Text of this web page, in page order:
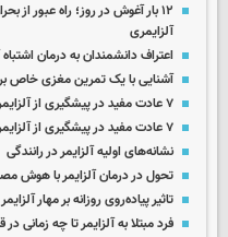
۱۲ بار آغوش در روز؛ راه عبور از
آلزایمری
اعتراف دانشمندان به درمان اشتباه
آشنایی با یک تمرین مغزی خاص
۷ عادت مفید در پیشگیری از آلزایمر
۷ عادت مفید در پیشگیری از آلزایمر
نشانه‌های اولیه آلزایمر در رانندگی
تحول در درمان آلزایمر با هوش
تاثیر پیاده‌روی روزانه بر مهار آلزایمر
فرد مبتلا به آلزایمر تا چه زمانی